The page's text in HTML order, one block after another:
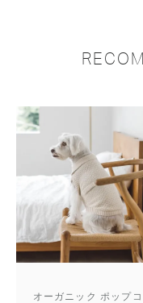
オーガニック ポップ